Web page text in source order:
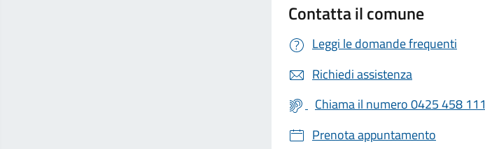
Contatta il comune
Leggi le domande frequenti
Richiedi assistenza
Chiama il numero 0425 458 111
Prenota appuntamento